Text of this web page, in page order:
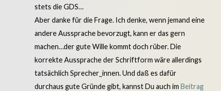
stets die GDS…
Aber danke für die Frage. Ich denke, wenn jemand eine
andere Aussprache bevorzugt, kann er das gern
machen…der gute Wille kommt doch rüber. Die
korrekte Aussprache der Schriftform wäre allerdings
tatsächlich Sprecher_innen. Und daß es dafür
durchaus gute Gründe gibt, kannst Du auch im Beitrag